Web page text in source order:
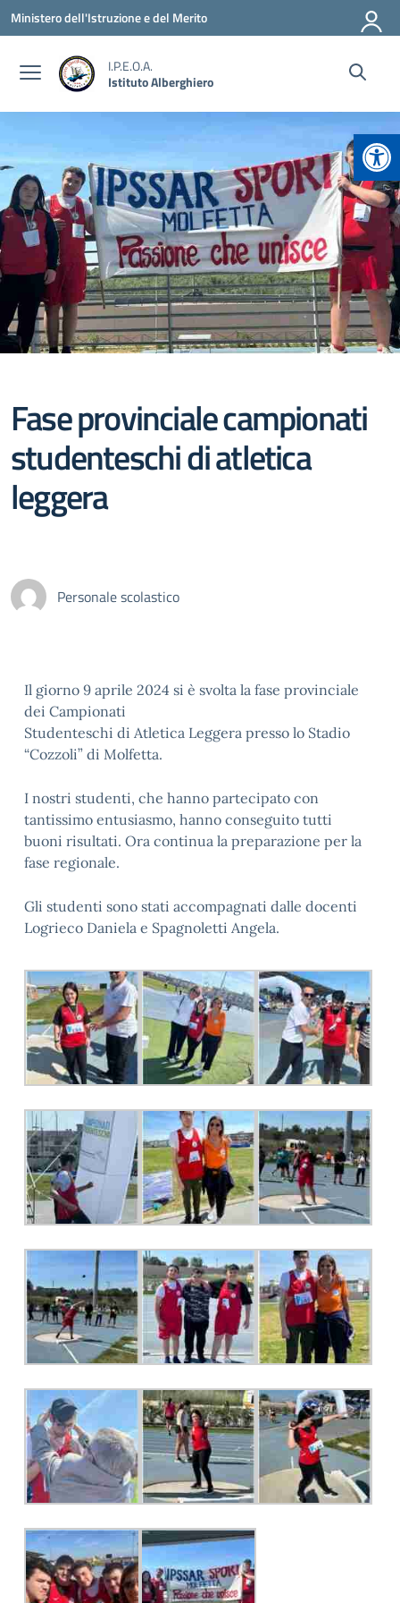
Vai ai contenuti
Vai al menu di navigazione
Vai al footer
Ministero dell'Istruzione e del Merito
I.P.E.O.A.
Istituto Alberghiero
Fase provinciale campionati
studenteschi di atletica
leggera
Personale scolastico
Il giorno 9 aprile 2024 si è svolta la fase provinciale
dei Campionati
Studenteschi di Atletica Leggera presso lo Stadio
“Cozzoli” di Molfetta.
I nostri studenti, che hanno partecipato con
tantissimo entusiasmo, hanno conseguito tutti
buoni risultati. Ora continua la preparazione per la
fase regionale.
Gli studenti sono stati accompagnati dalle docenti
Logrieco Daniela e Spagnoletti Angela.